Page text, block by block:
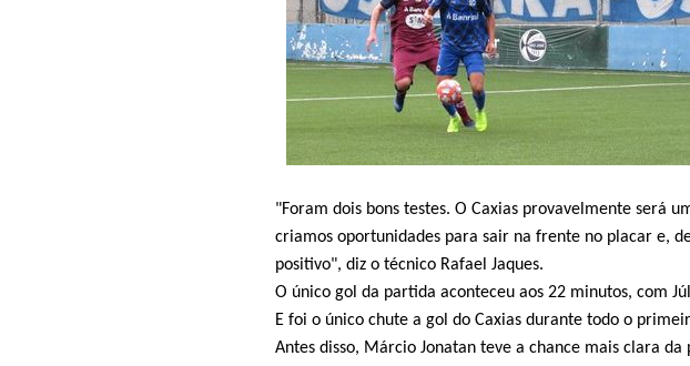
"Foram dois bons testes. O Caxias provavelmente será
criamos oportunidades para sair na frente no placar e,
positivo", diz o técnico Rafael Jaques.
O único gol da partida aconteceu aos 22 minutos, com
E foi o único chute a gol do Caxias durante todo o
Antes disso, Márcio Jonatan teve a chance mais clara